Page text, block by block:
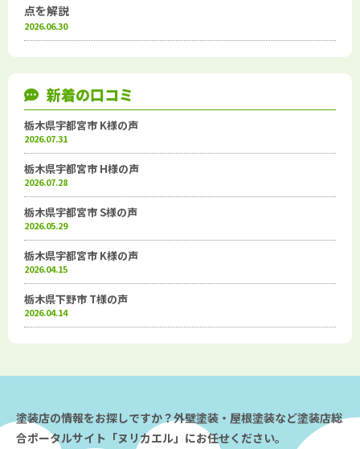
点を解説
2026.06.30
新着の口コミ
栃木県宇都宮市 K様の声
2026.07.31
栃木県宇都宮市 H様の声
2026.07.28
栃木県宇都宮市 S様の声
2026.05.29
栃木県宇都宮市 K様の声
2026.04.15
栃木県下野市 T様の声
2026.04.14
塗装店の情報をお探しですか？外壁塗装・屋根塗装など塗装店総
合ポータルサイト「ヌリカエル」にお任せください。